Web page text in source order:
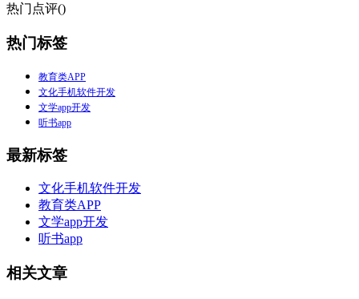
热门点评()
热门标签
教育类APP
文化手机软件开发
文学app开发
听书app
最新标签
文化手机软件开发
教育类APP
文学app开发
听书app
相关文章